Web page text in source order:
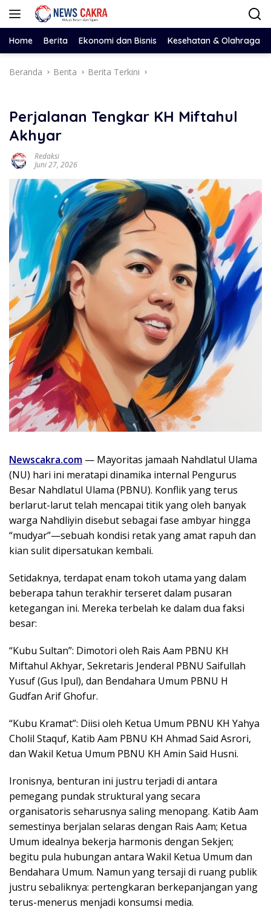
Langsung
Home Berita Ekonomi dan Bisnis Kesehatan & Olahraga
Beranda Berita Berita Terkini
Perjalanan Tengkar KH Miftahul
Akhyar
Redaksi
Juni 27, 2026
Newscakra.com — Mayoritas jamaah Nahdlatul Ulama
(NU) hari ini meratapi dinamika internal Pengurus
Besar Nahdlatul Ulama (PBNU). Konflik yang terus
berlarut-larut telah mencapai titik yang oleh banyak
warga Nahdliyin disebut sebagai fase ambyar hingga
“mudyar”—sebuah kondisi retak yang amat rapuh dan
kian sulit dipersatukan kembali.
Setidaknya, terdapat enam tokoh utama yang dalam
beberapa tahun terakhir terseret dalam pusaran
ketegangan ini. Mereka terbelah ke dalam dua faksi
besar:
“Kubu Sultan”: Dimotori oleh Rais Aam PBNU KH
Miftahul Akhyar, Sekretaris Jenderal PBNU Saifullah
Yusuf (Gus Ipul), dan Bendahara Umum PBNU H
Gudfan Arif Ghofur.
“Kubu Kramat”: Diisi oleh Ketua Umum PBNU KH Yahya
Cholil Staquf, Katib Aam PBNU KH Ahmad Said Asrori,
dan Wakil Ketua Umum PBNU KH Amin Said Husni.
Ironisnya, benturan ini justru terjadi di antara
pemegang pundak struktural yang secara
organisatoris seharusnya saling menopang. Katib Aam
semestinya berjalan selaras dengan Rais Aam; Ketua
Umum idealnya bekerja harmonis dengan Sekjen;
begitu pula hubungan antara Wakil Ketua Umum dan
Bendahara Umum. Namun yang tersaji di ruang publik
justru sebaliknya: pertengkaran berkepanjangan yang
terus-menerus menjadi konsumsi media.